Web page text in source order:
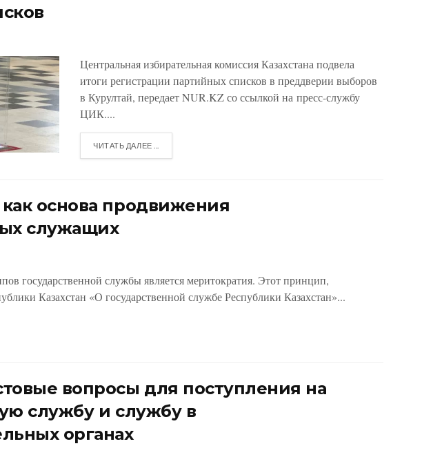
Центральная избирательная комиссия Казахстана подвела
итоги регистрации партийных списков в преддверии выборов
в Курултай, передает NUR.KZ со ссылкой на пресс-службу
ЦИК....
ЧИТАТЬ ДАЛЕЕ ...
основа продвижения
служащих
государственной службы является меритократия. Этот принцип,
Казахстан «О государственной службе Республики Казахстан»...
вопросы для поступления на
службу и службу в
органах